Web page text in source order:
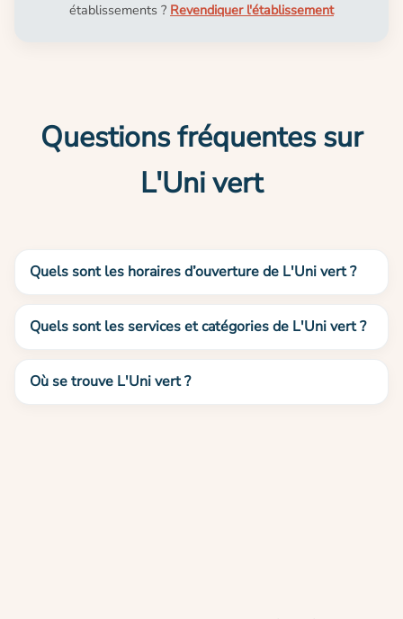
établissements ? Revendiquer l'établissement
Questions fréquentes sur
L'Uni vert
Quels sont les horaires d’ouverture de L'Uni vert ?
Quels sont les services et catégories de L'Uni vert ?
Où se trouve L'Uni vert ?